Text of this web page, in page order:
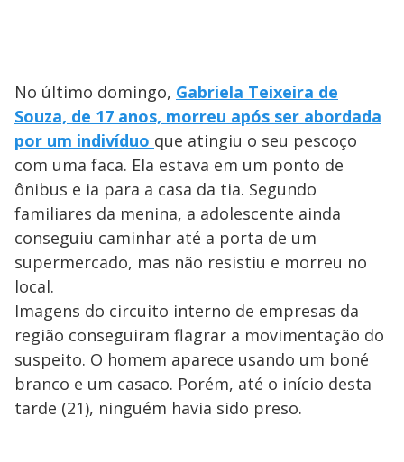
No último domingo, Gabriela Teixeira de
Souza, de 17 anos, morreu após ser abordada
por um indivíduo que atingiu o seu pescoço
com uma faca. Ela estava em um ponto de
ônibus e ia para a casa da tia. Segundo
familiares da menina, a adolescente ainda
conseguiu caminhar até a porta de um
supermercado, mas não resistiu e morreu no
local.
Imagens do circuito interno de empresas da
região conseguiram flagrar a movimentação do
suspeito. O homem aparece usando um boné
branco e um casaco. Porém, até o início desta
tarde (21), ninguém havia sido preso.